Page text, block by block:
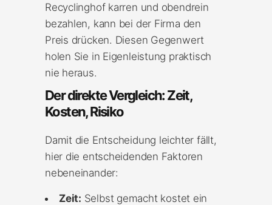
Recyclinghof karren und obendrein
bezahlen, kann bei der Firma den
Preis drücken. Diesen Gegenwert
holen Sie in Eigenleistung praktisch
nie heraus.
Der direkte Vergleich: Zeit,
Kosten, Risiko
Damit die Entscheidung leichter fällt,
hier die entscheidenden Faktoren
nebeneinander:
Zeit: Selbst gemacht kostet ein